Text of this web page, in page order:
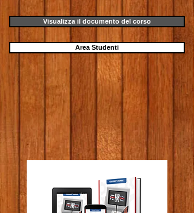
Visualizza il documento del corso
Area Studenti